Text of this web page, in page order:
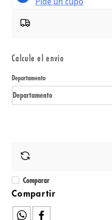
Calcule el envío
Departamento
Departamento
Comparar